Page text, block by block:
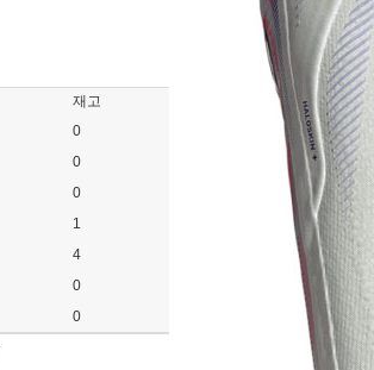
재고
0
0
0
1
4
0
0